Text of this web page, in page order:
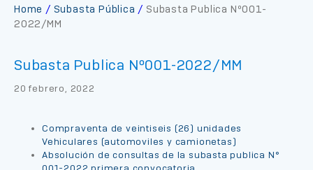
Home Subasta Pública
Subasta Publica Nº001-
2022/MM
Subasta Publica Nº001-2022/MM
20 febrero, 2022
Compraventa de veintiseis (26) unidades
Vehiculares (automoviles y camionetas)
Absolución de consultas de la subasta publica N°